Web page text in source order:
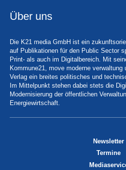
Über uns
Die K21 media GmbH ist ein
auf Publikationen für den Public Sector
Print- als auch im Digitalbereich. Mit
Kommune21, move moderne
Verlag ein breites politisches und
Im Mittelpunkt stehen dabei stets die
Modernisierung der öffentlichen
Energiewirtschaft.
Newsletter
Termine